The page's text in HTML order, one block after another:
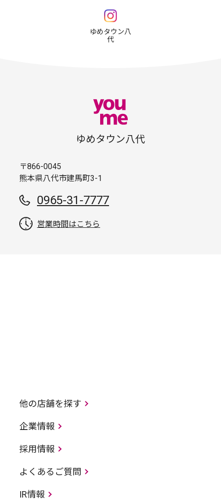
ゆめタウン八
代
ゆめタウン八代
〒866-0045
熊本県八代市建馬町3-1
0965-31-7777
営業時間はこちら
他の店舗を探す
企業情報
採用情報
よくあるご質問
IR情報